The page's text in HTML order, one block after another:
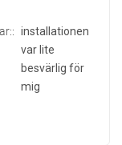
installationen
var lite
besvärlig för
mig